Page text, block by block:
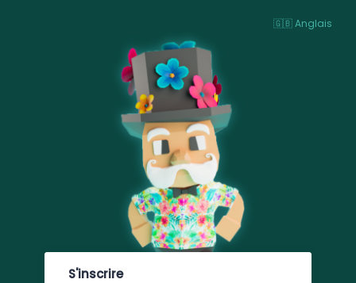
🇬🇧 Anglais
S'inscrire